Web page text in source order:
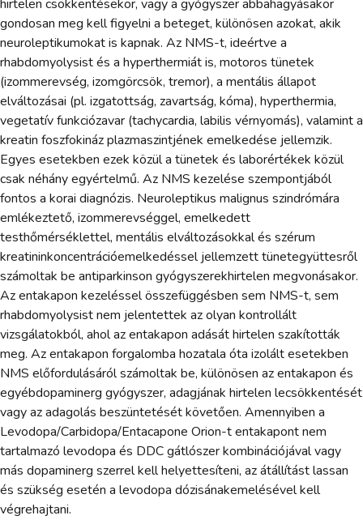
hirtelen csökkentésekor, vagy a gyógyszer abbahagyásakor
gondosan meg kell figyelni a beteget, különösen azokat, akik
neuroleptikumokat is kapnak. Az NMS-t, ideértve a
rhabdomyolysist és a hyperthermiát is, motoros tünetek
(izommerevség, izomgörcsök, tremor), a mentális állapot
elváltozásai (pl. izgatottság, zavartság, kóma), hyperthermia,
vegetatív funkciózavar (tachycardia, labilis vérnyomás), valamint a
kreatin foszfokináz plazmaszintjének emelkedése jellemzik.
Egyes esetekben ezek közül a tünetek és laborértékek közül
csak néhány egyértelmű. Az NMS kezelése szempontjából
fontos a korai diagnózis. Neuroleptikus malignus szindrómára
emlékeztető, izommerevséggel, emelkedett
testhőmérséklettel, mentális elváltozásokkal és szérum
kreatininkoncentrációemelkedéssel jellemzett tünetegyüttesről
számoltak be antiparkinson gyógyszerekhirtelen megvonásakor.
Az entakapon kezeléssel összefüggésben sem NMS-t, sem
rhabdomyolysist nem jelentettek az olyan kontrollált
vizsgálatokból, ahol az entakapon adását hirtelen szakították
meg. Az entakapon forgalomba hozatala óta izolált esetekben
NMS előfordulásáról számoltak be, különösen az entakapon és
egyébdopaminerg gyógyszer, adagjának hirtelen lecsökkentését
vagy az adagolás beszüntetését követően. Amennyiben a
Levodopa/Carbidopa/Entacapone Orion-t entakapont nem
tartalmazó levodopa és DDC gátlószer kombinációjával vagy
más dopaminerg szerrel kell helyettesíteni, az átállítást lassan
és szükség esetén a levodopa dózisánakemelésével kell
végrehajtani.